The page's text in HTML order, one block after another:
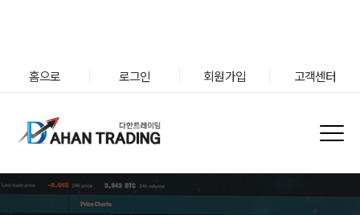
홈으로 로그인 회원가입 고객센터